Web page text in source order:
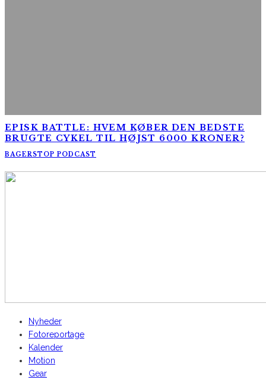
EPISK BATTLE: HVEM KØBER DEN BEDSTE
BRUGTE CYKEL TIL HØJST 6000 KRONER?
BAGERSTOP PODCAST
Nyheder
Fotoreportage
Kalender
Motion
Gear